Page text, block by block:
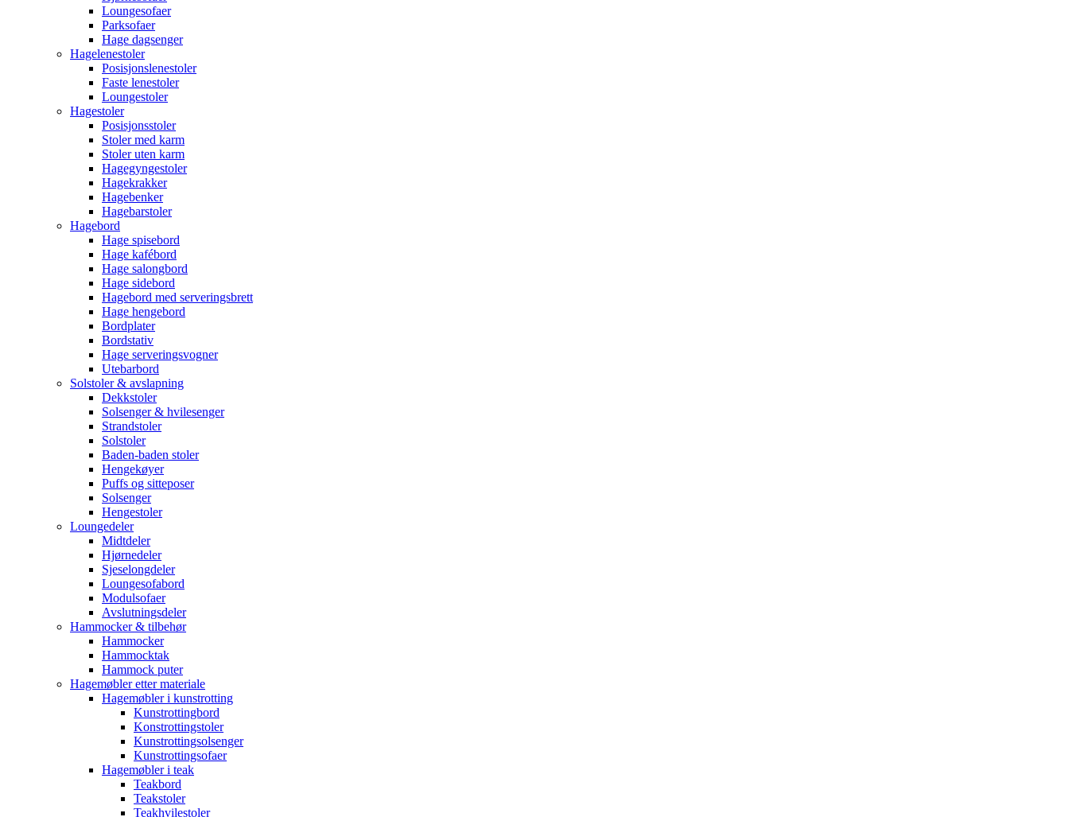
Loungesofaer
Parksofaer
Hage dagsenger
Hagelenestoler
Posisjonslenestoler
Faste lenestoler
Loungestoler
Hagestoler
Posisjonsstoler
Stoler med karm
Stoler uten karm
Hagegyngestoler
Hagekrakker
Hagebenker
Hagebarstoler
Hagebord
Hage spisebord
Hage kafébord
Hage salongbord
Hage sidebord
Hagebord med serveringsbrett
Hage hengebord
Bordplater
Bordstativ
Hage serveringsvogner
Utebarbord
Solstoler & avslapning
Dekkstoler
Solsenger & hvilesenger
Strandstoler
Solstoler
Baden-baden stoler
Hengekøyer
Puffs og sitteposer
Solsenger
Hengestoler
Loungedeler
Midtdeler
Hjørnedeler
Sjeselongdeler
Loungesofabord
Modulsofaer
Avslutningsdeler
Hammocker & tilbehør
Hammocker
Hammocktak
Hammock puter
Hagemøbler etter materiale
Hagemøbler i kunstrotting
Kunstrottingbord
Konstrottingstoler
Kunstrottingsolsenger
Kunstrottingsofaer
Hagemøbler i teak
Teakbord
Teakstoler
Teakhvilestoler